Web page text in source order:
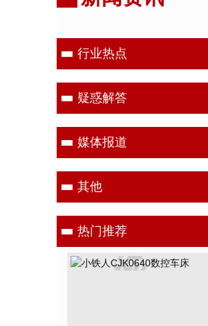
行业热点
疑惑解答
媒体报道
其他
热门推荐